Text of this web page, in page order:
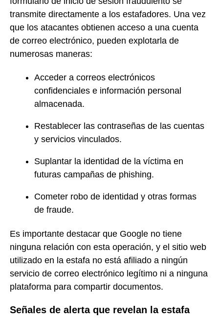
transmite directamente a los estafadores. Una vez
que los atacantes obtienen acceso a una cuenta
de correo electrónico, pueden explotarla de
numerosas maneras:
Acceder a correos electrónicos
confidenciales e información personal
almacenada.
Restablecer las contraseñas de las cuentas
y servicios vinculados.
Suplantar la identidad de la víctima en
futuras campañas de phishing.
Cometer robo de identidad y otras formas
de fraude.
Es importante destacar que Google no tiene
ninguna relación con esta operación, y el sitio web
utilizado en la estafa no está afiliado a ningún
servicio de correo electrónico legítimo ni a ninguna
plataforma para compartir documentos.
Señales de alerta que revelan la estafa